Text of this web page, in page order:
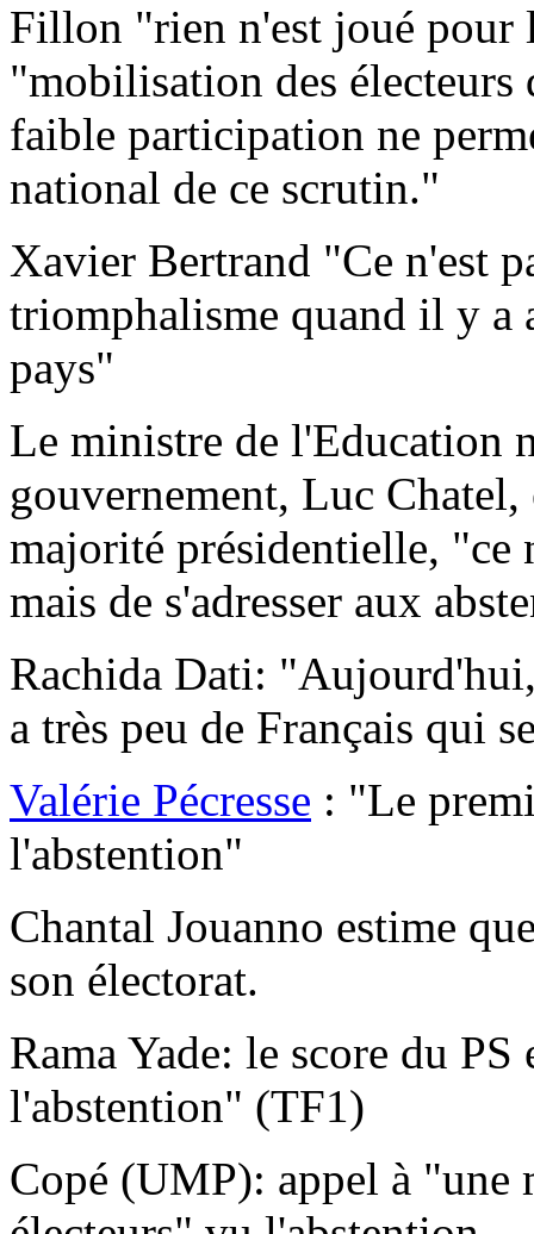
Fillon "rien n'est joué pour
"mobilisation des
faible participation ne
national de ce scrutin."
Xavier Bertrand "Ce n'est
triomphalisme quand il y a
pays"
Le ministre de l'Education
gouvernement, Luc
majorité présidentielle, "ce
mais de s'adresser aux
Rachida Dati:
a très peu de Français qui
Valérie Pécresse : "Le
l'abstention"
Chantal Jouanno estime
son électorat.
Rama Yade: le score du
l'abstention" (TF1)
Copé (UMP): appel à "une